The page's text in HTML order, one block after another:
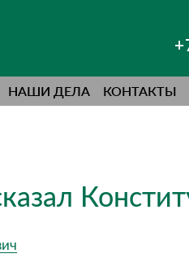
НАШИ ДЕЛА КОНТАКТЫ